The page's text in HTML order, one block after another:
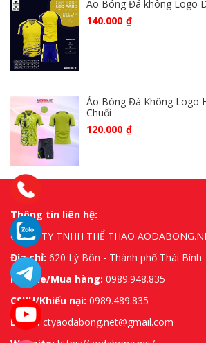
Áo Bóng Đá không Logo
140.000 ₫
Áo Bóng Đá Không Logo
Chuối
120.000 ₫
Thông tin liên hệ:
CÔNG TY TNHH THỂ THAO
Địa chỉ: 620 Lý Bôn - Thành phố Thái Bình
Hotline/Mua hàng: 0989.948.835
CSKH/Khiếu nại: 0989.489.835
Email:ctyaodabong.net@gmail.com